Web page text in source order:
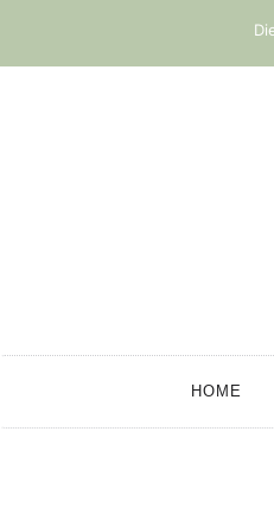
HOME